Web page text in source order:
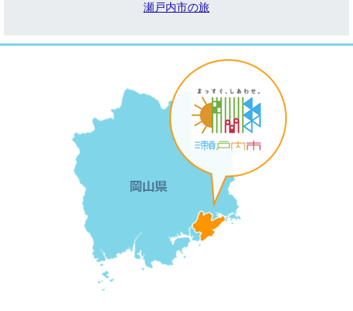
瀬戸内市の旅